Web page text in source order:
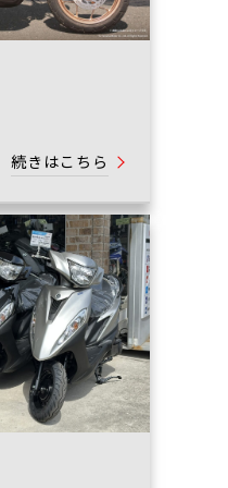
続きはこちら